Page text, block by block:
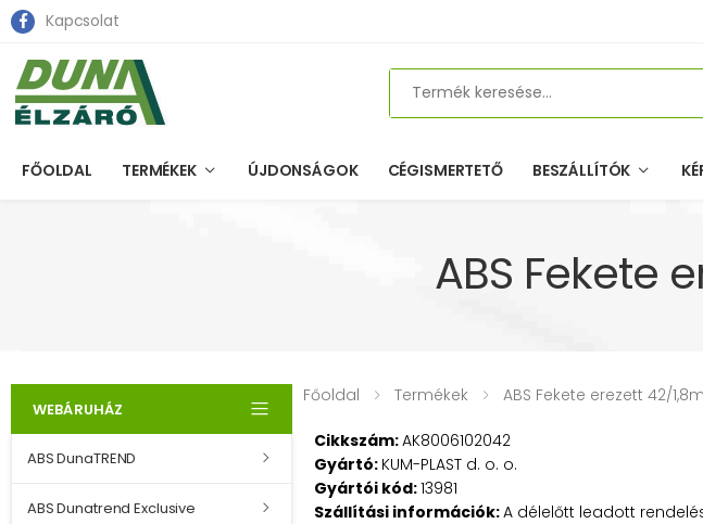
Kapcsolat
Search
FŐOLDAL TERMÉKEK ÚJDONSÁGOK CÉGISMERTETŐ BESZÁLLÍTÓK
ABS Fekete
WEBÁRUHÁZ
ABS DunaTREND
ABS Dunatrend Exclusive
Főoldal Termékek ABS Fekete erezett 42/
Cikkszám:AK8006102042
Gyártó: KUM-PLAST d. o. o.
Gyártói kód:13981
Szállítási információk:A délelőtt leadott